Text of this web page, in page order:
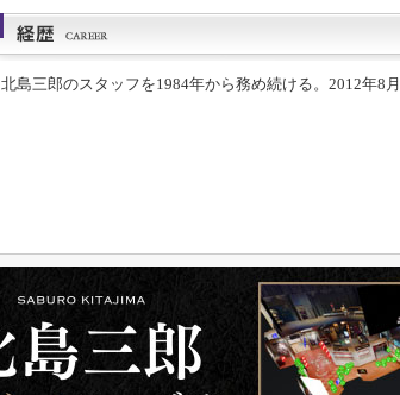
北島三郎のスタッフを1984年から務め続ける。2012年8